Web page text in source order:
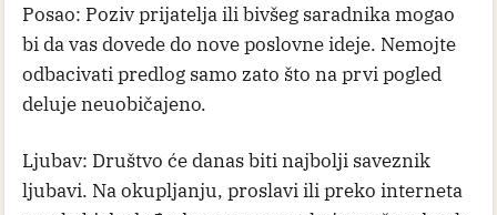
Posao: Poziv prijatelja ili bivšeg saradnika mogao
bi da vas dovede do nove poslovne ideje. Nemojte
odbacivati predlog samo zato što na prvi pogled
deluje neuobičajeno.
Ljubav: Društvo će danas biti najbolji saveznik
ljubavi. Na okupljanju, proslavi ili preko interneta